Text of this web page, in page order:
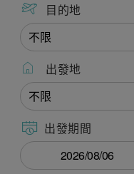
目的地
出發地
出發期間